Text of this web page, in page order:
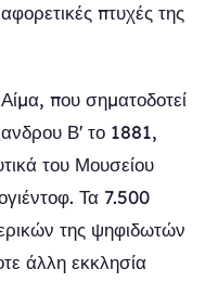
πτυχές της
που σηματοδοτεί
Β' το 1881,
του Μουσείου
Τα 7.500
της ψηφιδωτών
άλλη εκκλησία